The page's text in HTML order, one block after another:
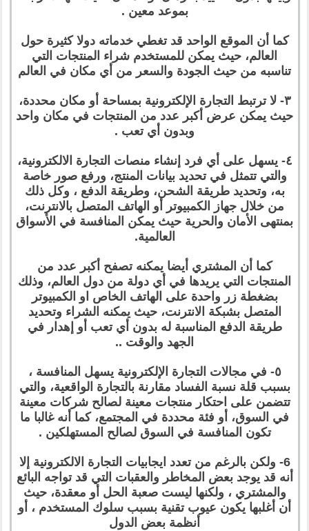
بموعد معين .
كما أن الموقع الواحد قد تغطي خدماته دولا كثيرة حول
العالم، حيث يمكن للمستخدم شراء المنتجات التي
تناسبه من حيث الجودة والسعر من أي مكان في العالم
٣- لا ترتبط التجارة الإلكترونية بمساحة أو مكان محددة،
حيث يمكن عرض أكبر عدد من المنتجات في مكان واحد
وبدون أي تعب .
٤- يسهل على أي فرد إنشاء منصات التجارة الالكترونية،
والتي تتمثل في تحديد بيانات المنتج، ورفع صور خاصة
به، وتحديد طريقة الشحن، وطريقة الدفع ، وكل ذلك
من خلال جهاز الكمبيوتر أو الهاتف المتصل بالانترنت،
بمنتهى الأمان والحرية حيث يمكن المنافسة في الأسواق
العالمية.
كما أن المشتري أيضا يمكنه تصفح أكبر عدد من
المنتجات التي يريدها في أي دولة من دول العالم، وذلك
بضغطة زر واحدة على الهاتف الخاص او الكمبيوتر
المتصل بشبكة الانترنت، حيث يمكنه الشراء وتحديد
طريقة الدفع المناسبة له بدون أي تعب أو إهدار في
الجهد والوقت ..
٥- في مجالات التجارة الإلكترونية يسهل المنافسة ،
بسبب قلة نسبة الفساد مقارنة بالتجارة الواقعية، والتي
تتضمن على احتكار منتجات معينة لصالح شركات معينة
في السوق، أو فئة محددة في المجتمع، كما أنه غالبا ما
تكون المنافسة في السوق لصالح المستهلكين .
6- ولكن بالرغم من تعدد ايجابيات التجارة الالكترونية إلا
أنه قد يوجد بعض المخاطر والعقبات التي قد تواجه البائع
والمشتري ، ولكنها ليست صعبة الحل أو معقدة، حيث
أن أغلبها يكون عيوب تقنية بسبب سلوك المستخدم ، أو
أنظمة بعض الدول